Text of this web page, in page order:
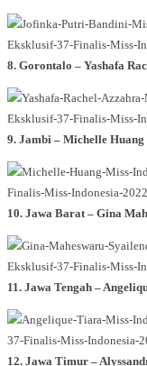
8. Gorontalo – Yashafa
9. Jambi – Michelle
10. Jawa Barat – Gina
11. Jawa Tengah –
12. Jawa Timur –